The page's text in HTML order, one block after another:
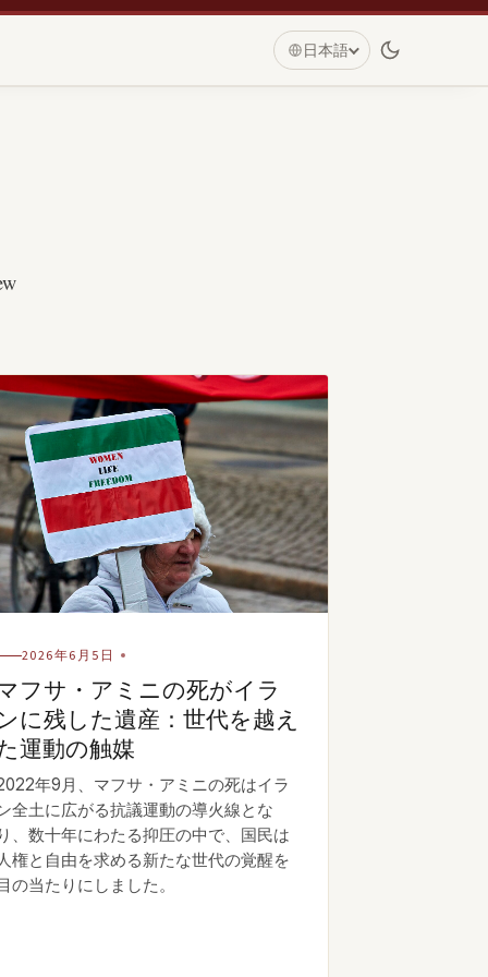
日本語
2026年6月5日
フサ・アミニの死がイラ
に残した遺産：世代を越え
運動の触媒
年9月、マフサ・アミニの死はイラ
全土に広がる抗議運動の導火線とな
、数十年にわたる抑圧の中で、国民は
権と自由を求める新たな世代の覚醒を
の当たりにしました。